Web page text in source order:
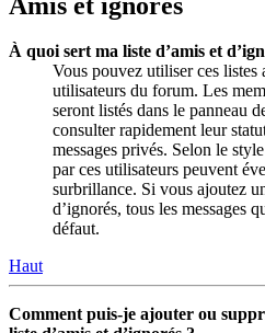
À quoi sert ma liste d’amis et
Vous pouvez utiliser ces listes
utilisateurs du forum. Les
seront listés dans le panneau
consulter rapidement leur
messages privés. Selon le
par ces utilisateurs peuvent
surbrillance. Si vous ajoutez
d’ignorés, tous les messages
défaut.
Haut
Comment puis-je ajouter ou